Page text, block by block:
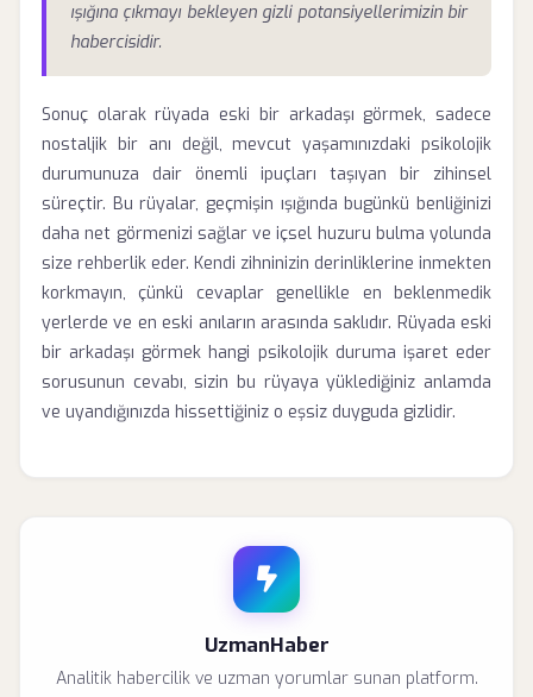
ışığına çıkmayı bekleyen gizli potansiyellerimizin bir
habercisidir.
Sonuç olarak rüyada eski bir arkadaşı görmek, sadece
nostaljik bir anı değil, mevcut yaşamınızdaki psikolojik
durumunuza dair önemli ipuçları taşıyan bir zihinsel
süreçtir. Bu rüyalar, geçmişin ışığında bugünkü benliğinizi
daha net görmenizi sağlar ve içsel huzuru bulma yolunda
size rehberlik eder. Kendi zihninizin derinliklerine inmekten
korkmayın, çünkü cevaplar genellikle en beklenmedik
yerlerde ve en eski anıların arasında saklıdır. Rüyada eski
bir arkadaşı görmek hangi psikolojik duruma işaret eder
sorusunun cevabı, sizin bu rüyaya yüklediğiniz anlamda
ve uyandığınızda hissettiğiniz o eşsiz duyguda gizlidir.
UzmanHaber
Analitik habercilik ve uzman yorumlar sunan platform.